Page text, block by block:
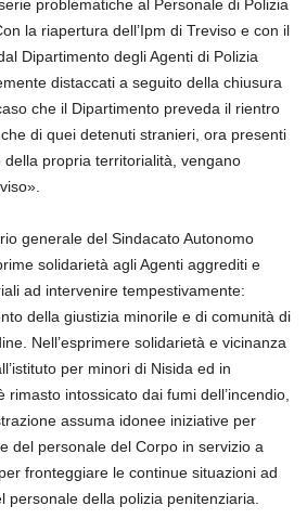
problematiche al Personale di Polizia
la riapertura dell’Ipm di Treviso e con il
Dipartimento degli Agenti di Polizia
distaccati a seguito della chiusura
che il Dipartimento preveda il rientro
di quei detenuti stranieri, ora presenti
propria territorialità, vengano
generale del Sindacato Autonomo
solidarietà agli Agenti aggrediti e
ad intervenire tempestivamente:
della giustizia minorile e di comunità di
Nell’esprimere solidarietà e vicinanza
per minori di Nisida ed in
intossicato dai fumi dell’incendio,
assuma idonee iniziative per
del personale del Corpo in servizio a
fronteggiare le continue situazioni ad
personale della polizia penitenziaria.